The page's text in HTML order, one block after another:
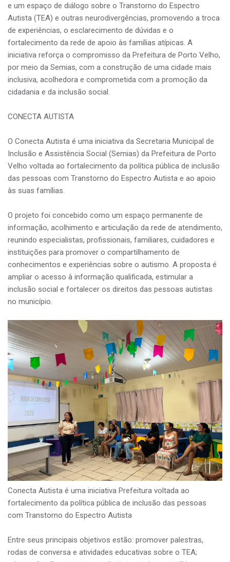
e um espaço de diálogo sobre o Transtorno do Espectro
Autista (TEA) e outras neurodivergências, promovendo a troca
de experiências, o esclarecimento de dúvidas e o
fortalecimento da rede de apoio às famílias atípicas. A
iniciativa reforça o compromisso da Prefeitura de Porto Velho,
por meio da Semias, com a construção de uma cidade mais
inclusiva, acolhedora e comprometida com a promoção da
cidadania e da inclusão social.
CONECTA AUTISTA
O Conecta Autista é uma iniciativa da Secretaria Municipal de
Inclusão e Assistência Social (Semias) da Prefeitura de Porto
Velho voltada ao fortalecimento da política pública de inclusão
das pessoas com Transtorno do Espectro Autista e ao apoio
às suas famílias.
O projeto foi concebido como um espaço permanente de
informação, acolhimento e articulação da rede de atendimento,
reunindo especialistas, profissionais, familiares, cuidadores e
instituições para promover o compartilhamento de
conhecimentos e experiências sobre o autismo. A proposta é
ampliar o acesso à informação qualificada, estimular a
inclusão social e fortalecer os direitos das pessoas autistas
no município.
Conecta Autista é uma iniciativa Prefeitura voltada ao
fortalecimento da política pública de inclusão das pessoas
com Transtorno do Espectro Autista
Entre seus principais objetivos estão: promover palestras,
rodas de conversa e atividades educativas sobre o TEA;